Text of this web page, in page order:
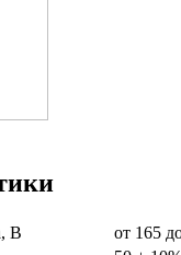
В
от 165